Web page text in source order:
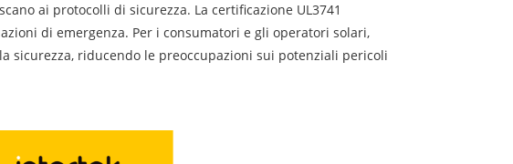
ai protocolli di sicurezza. La certificazione UL3741
di emergenza. Per i consumatori e gli operatori solari,
sicurezza, riducendo le preoccupazioni sui potenziali pericoli